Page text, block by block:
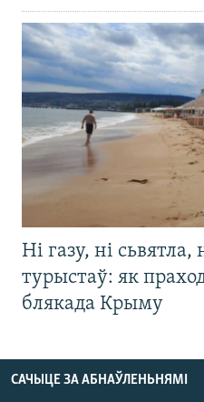
Ні газу, ні сьвятла,
турыстаў: як
блякада Крыму
САЧЫЦЕ ЗА АБНАЎЛЕНЬНЯМІ